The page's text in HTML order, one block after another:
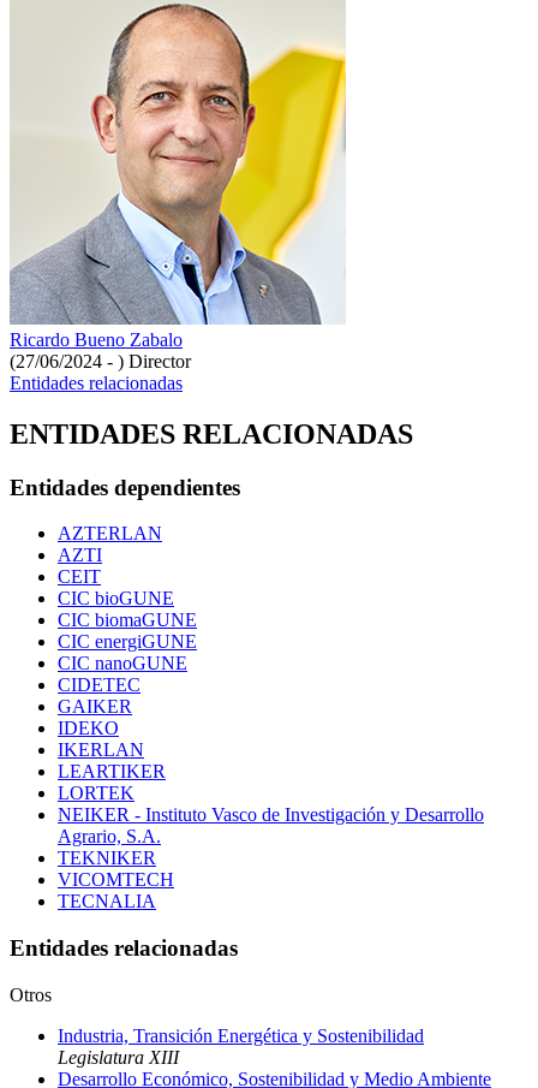
Ricardo Bueno Zabalo
(27/06/2024 - ) Director
Entidades relacionadas
ENTIDADES RELACIONADAS
Entidades dependientes
AZTERLAN
AZTI
CEIT
CIC bioGUNE
CIC biomaGUNE
CIC energiGUNE
CIC nanoGUNE
CIDETEC
GAIKER
IDEKO
IKERLAN
LEARTIKER
LORTEK
NEIKER - Instituto Vasco de Investigación y Desarrollo
Agrario, S.A.
TEKNIKER
VICOMTECH
TECNALIA
Entidades relacionadas
Otros
Industria, Transición Energética y Sostenibilidad
Legislatura XIII
Desarrollo Económico, Sostenibilidad y Medio Ambiente